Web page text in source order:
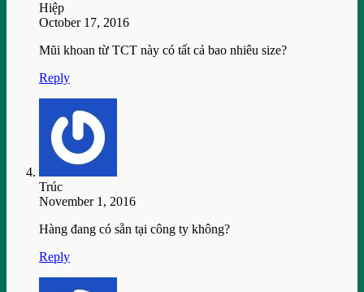
Hiệp
October 17, 2016
Mũi khoan từ TCT này có tất cả bao nhiêu size?
Reply
Trúc
November 1, 2016
Hàng đang có sẵn tại công ty không?
Reply